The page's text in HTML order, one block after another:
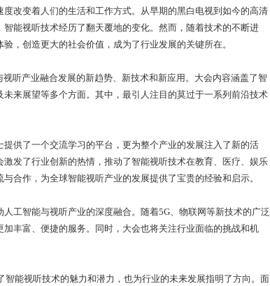
改变着人们的生活和工作方式。从早期的黑白电视到如今的高清
能视听技术经历了翻天覆地的变化。然而，随着技术的不断进
，创造更大的社会价值，成为了行业发展的关键所在。
听产业融合发展的新趋势、新技术和新应用。大会内容涵盖了智
来展望等多个方面。其中，最引人注目的莫过于一系列前沿技术
供了一个交流学习的平台，更为整个产业的发展注入了新的活
发了行业创新的热情，推动了智能视听技术在教育、医疗、娱乐
合作，为全球智能视听产业的发展提供了宝贵的经验和启示。
工智能与视听产业的深度融合。随着5G、物联网等新技术的广泛
丰富、便捷的服务。同时，大会也将关注行业面临的挑战和机
能视听技术的魅力和潜力，也为行业的未来发展指明了方向。面